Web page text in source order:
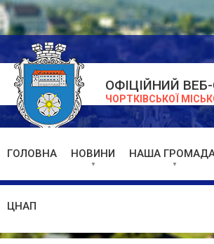
ОФІЦІЙНИЙ
ЧОРТКІВСЬКОЇ
ГОЛОВНА НОВИНИ НАША
ЦНАП